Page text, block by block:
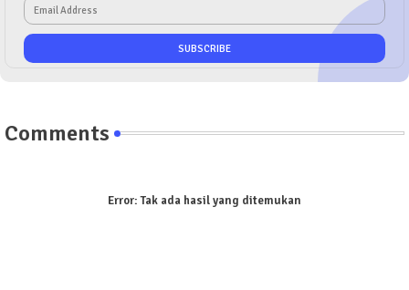
Comments
Error:Tak ada hasil yang ditemukan